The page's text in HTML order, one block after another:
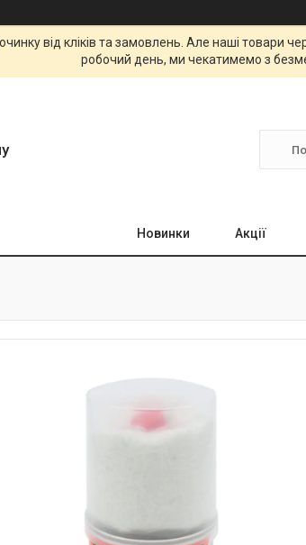
від кліків та замовлень. Але наші
робочий день, ми чекатимемо з
Новинки Акції